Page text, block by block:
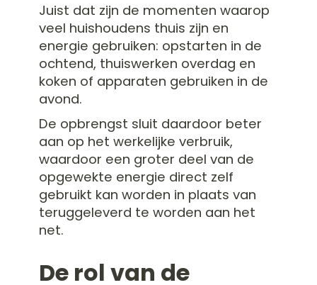
Juist dat zijn de momenten waarop
veel huishoudens thuis zijn en
energie gebruiken: opstarten in de
ochtend, thuiswerken overdag en
koken of apparaten gebruiken in de
avond.
De opbrengst sluit daardoor beter
aan op het werkelijke verbruik,
waardoor een groter deel van de
opgewekte energie direct zelf
gebruikt kan worden in plaats van
teruggeleverd te worden aan het
net.
De rol van de